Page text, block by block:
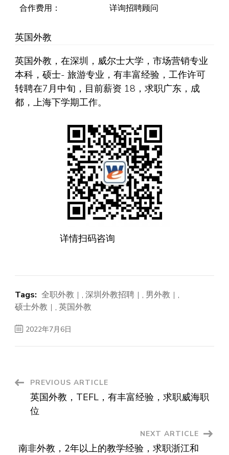
合作费用：
详询招聘顾问
英国外教
英国外教，在深圳，威尔士大学，市场营销专业
本科，硕士- 旅游专业，有丰富经验，工作许可
转聘在7月中旬，目前薪资 18，求职广东，成
都，上海下学期工作。
详情扫码咨询
Tags: 全职外教 , 深圳外教招聘 , 男外教
,
硕士外教
, 英国外教
2022年7月6日
Post
Navigation
PREVIOUS ARTICLE
英国外教，TEFL，有丰富经验，求职威海职
位
NEXT ARTICLE
南非外教，2年以上的教学经验，求职浙江和